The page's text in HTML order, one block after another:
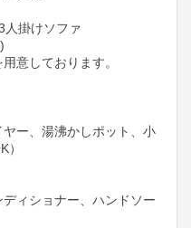
人掛けソファ
意しております。
ー、湯沸かしポット、小
ィショナー、ハンドソー